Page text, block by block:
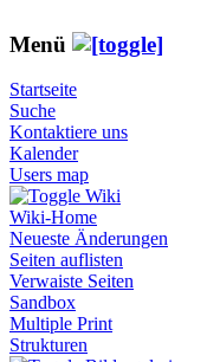
Menü
Startseite
Suche
Kontaktiere uns
Kalender
Users map
Wiki
Wiki-Home
Neueste Änderungen
Seiten auflisten
Verwaiste Seiten
Sandbox
Multiple Print
Strukturen